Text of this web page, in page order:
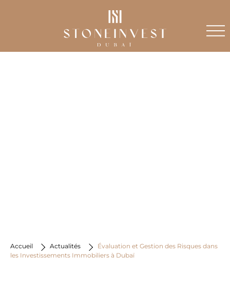
Accueil Actualités
Évaluation et Gestion des Risques dans
les Investissements Immobiliers à Dubaï